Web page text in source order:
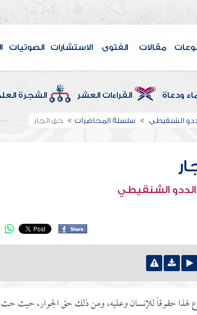
مقالات الفتوى الاستشارات الصوتيات
ودعاة القراءات العشر الشجرة
الشنقيطي سلسلة المحاضرات حق الجار
الشنقيطي
لهذا حقوقاً للإنسان وعليه، ومن ذلك حق الجوار، حيث حث